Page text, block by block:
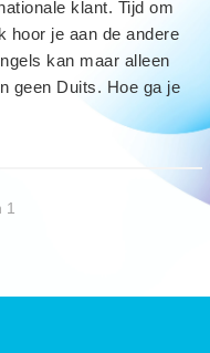
klant. Tijd om
hoor je aan de andere
kan maar alleen
geen Duits. Hoe ga je
1